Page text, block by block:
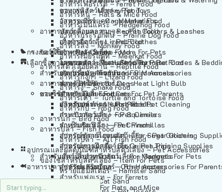
อาหารเฟอร์เร็ต – Ferret Food
อาหารหนู – Rats & Mice Food
อาหารเม่นแคระ – Hedgehog Food
อาหารกระรอกดิน – Prairie Dog Food
อาหารลิง – Monkey Food
อาหารเมียร์แคท – Meerkat Food
อาหารสัตว์เลี้อยคลาน – Reptile Food
อาหารกิ้งก่า – Lizard Food
อาหารงู – Snake Food
อาหารเต่า – Turtle and Tortoise Food
อาหารกบ – Frog Food
อาหารนก – Bird Food
อาหารปลา – Fish Food
อาหารปลา – All Fish Food
อุปกรณและผลิตภัณฑ์สำหรับสัตว์เลี้ยง – Pet Accessories
ของใช้สำหรับสัตว์เลี้ยง – Item For Pets
ทรายแฮมสเตอร์ – Hamster Sand
ทรายแมว – Cat Sand
อาหารลิง – Monkey Food
อาหารเมียร์แคท – Meerkat Food
อาหารสัตว์เลี้อยคลาน – Reptile Food
อาหารกิ้งก่า – Lizard Food
อาหารงู – Snake Food
อาหารเต่า – Turtle and Tortoise Food
อาหารกบ – Frog Food
อาหารนก – Bird Food
อาหารปลา – Fish Food
อาหารปลา – All Fish Food
ของเล่นสัตว์เลี้ยง – Pet Toys
วัสดุรองกรง – Cage Materials
ปลอกคอและสายจูง – Pet Collars & Leashes
เสื้อผ้าสัตว์เลี้ยง – Pet Clothes
ของใช้สำหรับสัตว์เลี้ยง – More For Pets
โดมนอนและที่นอนสัตว์เลี้ยง – Pet Crates &
ของประดับสำหรับนก – Bird Accessories
หลอดไฟให้ความร้อน – Heat Light Bulb
ของใช้สำหรับผู้เลี้ยง – Items For Pet Parents
ผลิตภัณฑ์ทำความสะอาด – Pet Cleaning
กระเป๋าสัตว์เลี้ยง – Pet Carriers
รถเข็นสัตว์เลี้ยง – Pet Prams
อุปกรณ์ตัดแต่งขนสัตว์เลี้ยง – Pet Grooming
อุปกรณ์การฝึกสัตว์เลี้ยง – Pet Training Supplies
แก็ดเจ็ตสำหรับสัตว์เลี้ยง – Gadgets For Pets
อุปกรณ์เสริมอื่นๆ – Other Accessories For
กรงสัตว์เลี้ยง – Pet Cages
เลือกซื้อตามหมวดสัตว์เลี้ยง – Shop By Pet
สำหรับสัตว์เลี้ยงลูกด้วยนม – For Mammals
สำหรับสุนัข – For Dogs
สำหรับแมว – For Cats
สำหรับกระต่าย – For Rabbits
สำหรับกระรอก – For Squirrels
สำหรับชินชิล่า – For Chinchillas
สำหรับชูการ์ไกลเดอร์ – For Sugar Gliders
สำหรับหนูแกสบี้ – For Guinea Pigs
สำหรับสัตว์เลี้ยงลูกด้วยนม – For Mammals
สำหรับแฮมสเตอร์ – For Hamsters
สำหรับเฟอเรท – For Ferrets
สำหรับหนู – For Rats and Mice
อาหารปลา – Fish Food